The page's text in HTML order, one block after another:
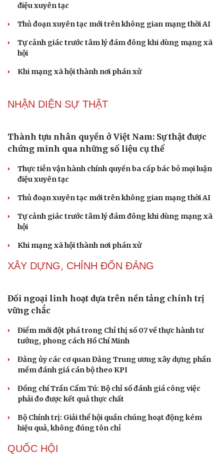
điệu xuyên tạc
Thủ đoạn xuyên tạc mới trên không gian mạng thời AI
Tự cảnh giác trước tâm lý đám đông khi dùng mạng xã
hội
Khi mạng xã hội thành nơi phán xử
NHẬN DIỆN SỰ THẬT
Thành tựu nhân quyền ở Việt Nam: Sự thật được
chứng minh qua những số liệu cụ thể
Thực tiễn vận hành chính quyền ba cấp bác bỏ mọi luận
điệu xuyên tạc
Thủ đoạn xuyên tạc mới trên không gian mạng thời AI
Tự cảnh giác trước tâm lý đám đông khi dùng mạng xã
hội
Khi mạng xã hội thành nơi phán xử
XÂY DỰNG, CHỈNH ĐỐN ĐẢNG
Đối ngoại linh hoạt dựa trên nền tảng chính trị
vững chắc
Điểm mới đột phá trong Chỉ thị số 07 về thực hành tư
tưởng, phong cách Hồ Chí Minh
Đảng ủy các cơ quan Đảng Trung ương xây dựng phần
mềm đánh giá cán bộ theo KPI
Đồng chí Trần Cẩm Tú: Bộ chỉ số đánh giá công việc
phải đo được kết quả thực chất
Bộ Chính trị: Giải thể hội quần chúng hoạt động kém
hiệu quả, không đúng tôn chỉ
QUỐC HỘI